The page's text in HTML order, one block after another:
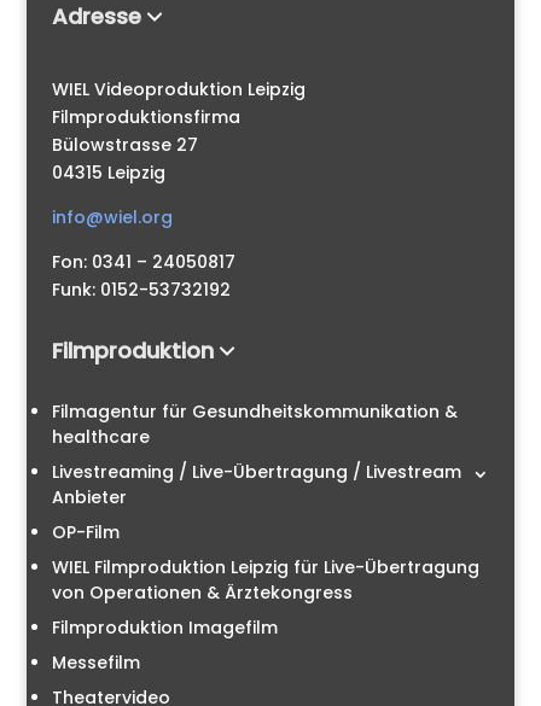
Adresse
WIEL Videoproduktion Leipzig
Filmproduktionsfirma
Bülowstrasse 27
04315 Leipzig
info@wiel.org
Fon: 0341 – 24050817
Funk: 0152-53732192
Filmproduktion
Filmagentur für Gesundheitskommunikation &
healthcare
Livestreaming / Live-Übertragung / Livestream
Anbieter
OP-Film
WIEL Filmproduktion Leipzig für Live-Übertragung
von Operationen & Ärztekongress
Filmproduktion Imagefilm
Messefilm
Theatervideo